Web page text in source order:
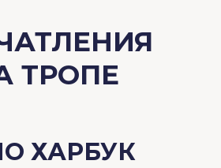
ТРОПЕ
ХАРБУК